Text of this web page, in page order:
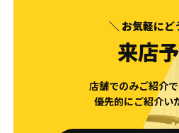
＼ お気軽にど
来店
店舗でのみご紹介
優先的にご紹介い